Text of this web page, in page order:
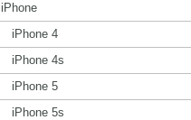
iPhone
iPhone 4
iPhone 4s
iPhone 5
iPhone 5s